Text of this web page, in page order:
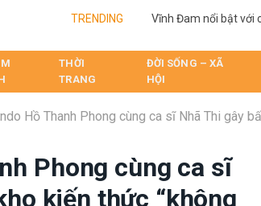
TRENDING
THỜI
TRANG
ĐỜI SỐNG – XÃ
HỘI
Hồ Thanh Phong cùng ca sĩ Nhã Thi gây
Phong cùng ca sĩ
kiến thức “không